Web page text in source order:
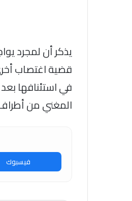
في استئنافها
المغني من
فيسبوك